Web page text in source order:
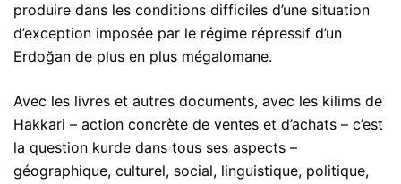
produire dans les conditions difficiles d’une situation
d’exception imposée par le régime répressif d’un
Erdoğan de plus en plus mégalomane.
Avec les livres et autres documents, avec les kilims de
Hakkari – action concrète de ventes et d’achats – c’est
la question kurde dans tous ses aspects –
géographique, culturel, social, linguistique, politique,